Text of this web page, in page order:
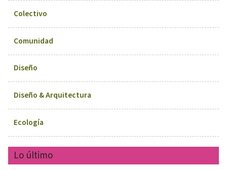
Colectivo
Comunidad
Diseño
Diseño & Arquitectura
Ecología
Lo último